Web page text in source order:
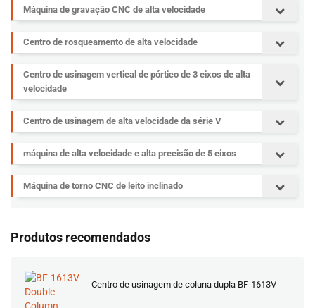
Máquina de gravação CNC de alta velocidade
Centro de rosqueamento de alta velocidade
Centro de usinagem vertical de pórtico de 3 eixos de alta
velocidade
Centro de usinagem de alta velocidade da série V
máquina de alta velocidade e alta precisão de 5 eixos
Máquina de torno CNC de leito inclinado
Produtos recomendados
Centro de usinagem de coluna dupla BF-1613V